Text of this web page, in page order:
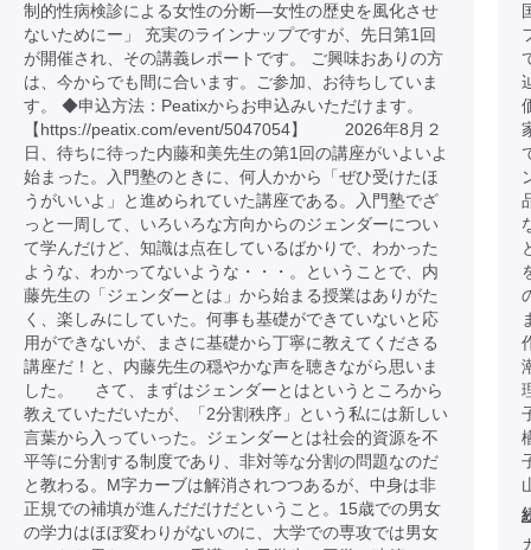
制的性病検診による女性の分断―女性の歴史を風化させ
ないためにー」 充実のラインナップですが、先日第1回
が開催され、その講義レポートです。 ご興味おありの方
は、今からでも間に合います。ご参加、お待ちしていま
す。 ◆申込方法：Peatixからお申込みいただけます。
【https://peatix.com/event/5047054】 2026年8月２
日、待ちに待った内藤和美先生の第1回の講座がいよいよ
始まった。入門塾のときに、何人かから「ぜひ受けたほ
うがいいよ」と進められていた講座である。入門塾でざ
っと一周して、いろいろな方向からのジェンダーについ
て学んだけど、知識は点在しているばかりで、わかった
ような、わかってないような・・・。ということで、内
藤先生の「ジェンダーとは」から始まる授業はありがた
く、楽しみにしていた。何事も基礎ができていないと応
用ができないが、まさに基礎から丁寧に教えてくださる
講座だ！と、内藤先生の穏やかな声を聴きながら思いま
した。 さて、まずはジェンダーとはというところから
教えていただいたが、「2分割秩序」という私には新しい
言葉から入っていった。ジェンダーとは社会的資源を不
平等に分割する制度であり、非対等な分割の問題なのだ
と教わる。M字カーブは解消されつつあるが、中身は非
正規での補填が進んだだけだということ。15歳での男女
の学力はほぼ変わりがないのに、大学での専攻では男女